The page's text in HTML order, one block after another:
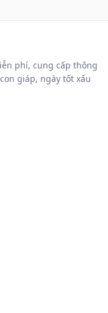
phí, cung cấp thông
giáp, ngày tốt xấu